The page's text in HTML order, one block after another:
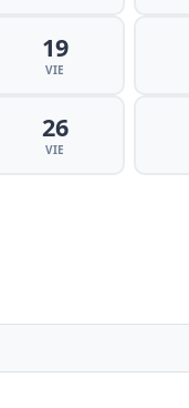
19
VIE
26
VIE